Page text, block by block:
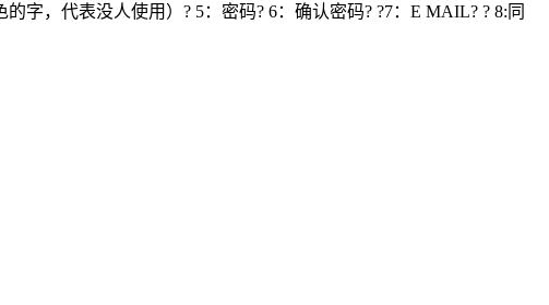
，代表没人使用）? 5：密码? 6：确认密码? ?7：E MAIL? ? 8:同